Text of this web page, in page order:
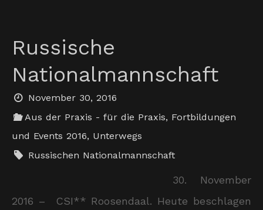
Russische
Nationalmannschaft
November 30, 2016
Aus der Praxis - für die Praxis, Fortbildungen
und Events 2016, Unterwegs
Russischen Nationalmannschaft
30. November
2016 – CSI** Roosendaal. Heute beschlagen